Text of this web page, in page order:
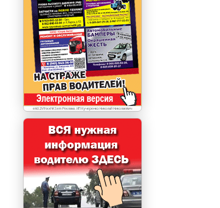
erid:2VfnxxhKSem Реклама. ИП Кучеренко Николай Николаевич